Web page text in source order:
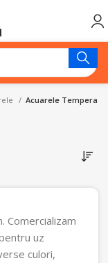
Acuarele Tempera
Comercializam
uz
culori,